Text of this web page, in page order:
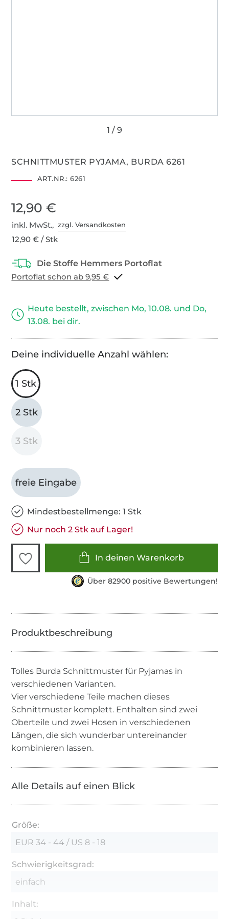
SCHNITTMUSTER PYJAMA, BURDA 6261
ART.NR.: 6261
12,90 €
inkl. MwSt.,zzgl. Versandkosten
12,90 € / Stk
Portoflat schon ab 9,95 €
Heute bestellt, zwischen Mo, 10.08. und Do,
13.08. bei dir.
Deine individuelle Anzahl wählen:
1 Stk
2 Stk
3 Stk
freie Eingabe
Mindestbestellmenge: 1 Stk
Nur noch 2 Stk auf Lager!
In deinen Warenkorb
Über 82900 positive Bewertungen!
Tolles Burda Schnittmuster für Pyjamas in
verschiedenen Varianten.
Vier verschiedene Teile machen dieses
Schnittmuster komplett. Enthalten sind zwei
Oberteile und zwei Hosen in verschiedenen
Längen, die sich wunderbar untereinander
kombinieren lassen.
Alle Details auf einen Blick
Größe:
EUR 34 - 44 / US 8 - 18
Schwierigkeitsgrad:
einfach
Inhalt: